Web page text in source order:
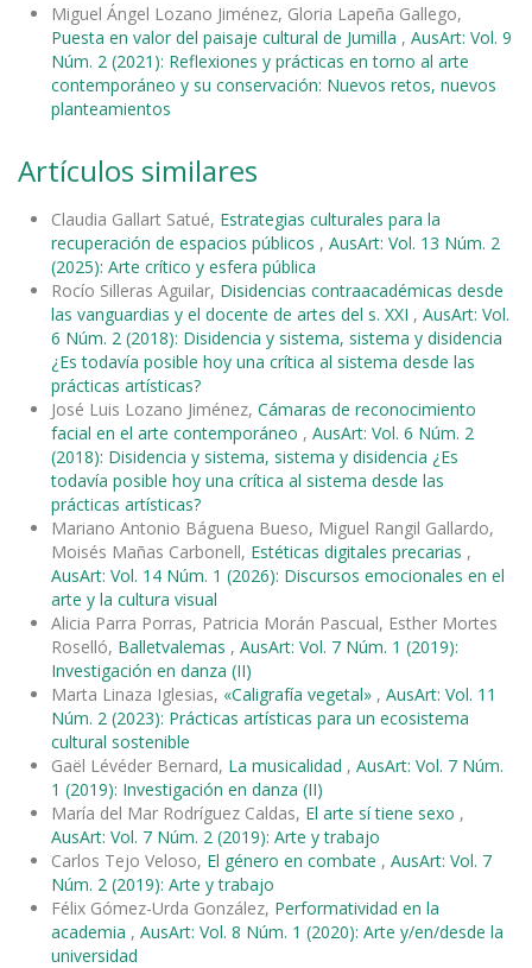
Miguel Ángel Lozano Jiménez, Gloria Lapeña Gallego,
Puesta en valor del paisaje cultural de Jumilla , AusArt: Vol. 9
Núm. 2 (2021): Reflexiones y prácticas en torno al arte
contemporáneo y su conservación: Nuevos retos, nuevos
planteamientos
Artículos similares
Claudia Gallart Satué, Estrategias culturales para la
recuperación de espacios públicos , AusArt: Vol. 13 Núm. 2
(2025): Arte crítico y esfera pública
Rocío Silleras Aguilar, Disidencias contraacadémicas desde
las vanguardias y el docente de artes del s. XXI , AusArt: Vol.
6 Núm. 2 (2018): Disidencia y sistema, sistema y disidencia
¿Es todavía posible hoy una crítica al sistema desde las
prácticas artísticas?
José Luis Lozano Jiménez, Cámaras de reconocimiento
facial en el arte contemporáneo , AusArt: Vol. 6 Núm. 2
(2018): Disidencia y sistema, sistema y disidencia ¿Es
todavía posible hoy una crítica al sistema desde las
prácticas artísticas?
Mariano Antonio Báguena Bueso, Miguel Rangil Gallardo,
Moisés Mañas Carbonell, Estéticas digitales precarias ,
AusArt: Vol. 14 Núm. 1 (2026): Discursos emocionales en el
arte y la cultura visual
Alicia Parra Porras, Patricia Morán Pascual, Esther Mortes
Roselló, Balletvalemas , AusArt: Vol. 7 Núm. 1 (2019):
Investigación en danza (II)
Marta Linaza Iglesias, «Caligrafía vegetal» , AusArt: Vol. 11
Núm. 2 (2023): Prácticas artísticas para un ecosistema
cultural sostenible
Gaël Lévéder Bernard, La musicalidad , AusArt: Vol. 7 Núm.
1 (2019): Investigación en danza (II)
María del Mar Rodríguez Caldas, El arte sí tiene sexo ,
AusArt: Vol. 7 Núm. 2 (2019): Arte y trabajo
Carlos Tejo Veloso, El género en combate , AusArt: Vol. 7
Núm. 2 (2019): Arte y trabajo
Félix Gómez-Urda González, Performatividad en la
academia , AusArt: Vol. 8 Núm. 1 (2020): Arte y/en/desde la
universidad